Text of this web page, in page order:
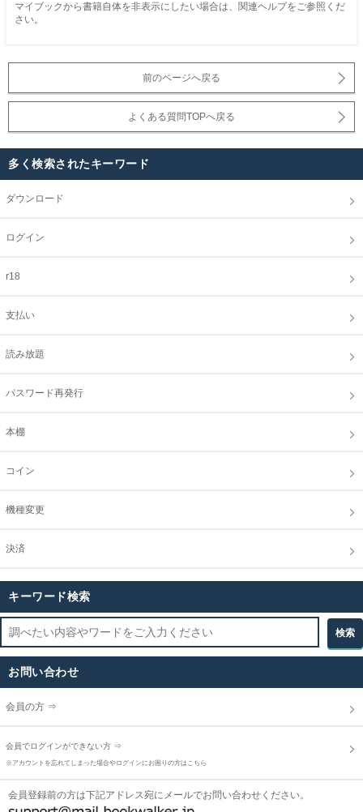
マイブックから書籍自体を非表示にしたい場合は、関連ヘルプをご参照くだ
さい。
前のページへ戻る
よくある質問TOPへ戻る
多く検索されたキーワード
ダウンロード
ログイン
r18
支払い
読み放題
パスワード再発行
本棚
コイン
機種変更
決済
キーワード検索
お問い合わせ
会員の方 ⇒
会員でログインができない方 ⇒
※アカウントを忘れてしまった場合やログインにお困りの方はこちら
会員登録前の方は下記アドレス宛にメールでお問い合わせください。